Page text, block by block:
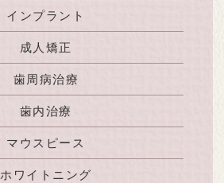
インプラント
成人矯正
歯周病治療
歯内治療
マウスピース
ホワイトニング